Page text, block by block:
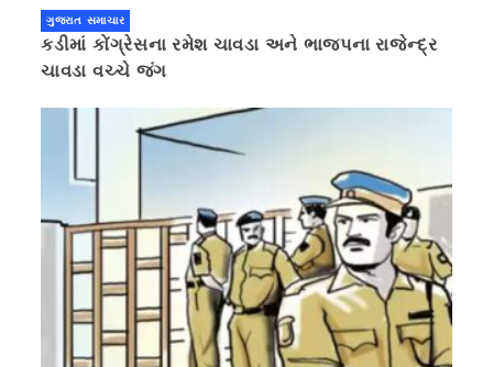
ગુજરાત સમાચાર
કડીમાં કોંગ્રેસના રમેશ ચાવડા અને ભાજપના રાજેન્દ્ર
ચાવડા વચ્ચે જંગ